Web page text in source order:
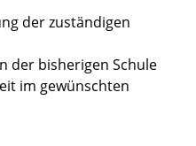
der zuständigen
der bisherigen Schule
im gewünschten